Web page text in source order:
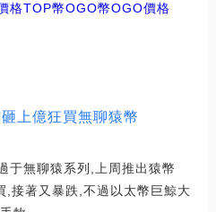
格TOP幣OGO幣OGO價格
上億狂買無聊猿幣
于無聊猿系列,上周推出猿幣
接著又暴跌,不過以太幣巨鯨大